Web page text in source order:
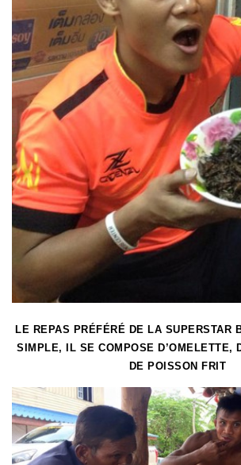
LE REPAS PRÉFÉRÉ DE LA SUPERSTAR
SIMPLE, IL SE COMPOSE D’OMELETTE,
DE POISSON FRIT